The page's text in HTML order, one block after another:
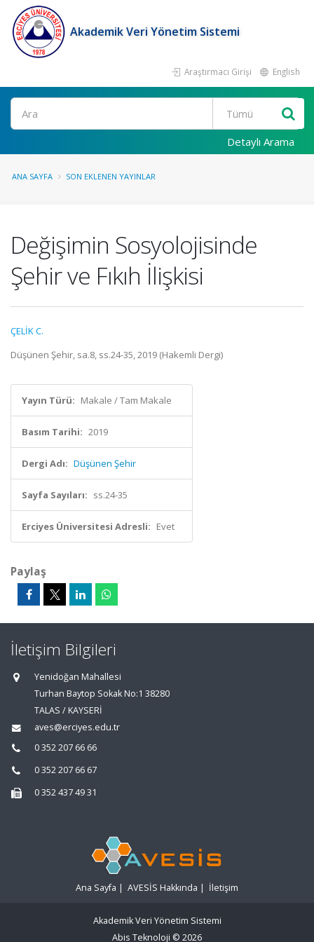
Akademik Veri Yönetim Sistemi
Araştırmacı Girişi English
Ara
Detaylı Arama
ANA SAYFA SON EKLENEN YAYINLAR
Değişimin Sosyolojisinde
Şehir ve Fıkıh İlişkisi
ÇELİK C.
Düşünen Şehir, sa.8, ss.24-35, 2019 (Hakemli Dergi)
Yayın Türü: Makale / Tam Makale
Basım Tarihi: 2019
Dergi Adı: Düşünen Şehir
Sayfa Sayıları: ss.24-35
Erciyes Üniversitesi Adresli: Evet
Paylaş
İletişim Bilgileri
Yenidoğan Mahallesi
Turhan Baytop Sokak No:1 38280
TALAS / KAYSERİ
aves@erciyes.edu.tr
0 352 207 66 66
0 352 207 66 67
0 352 437 49 31
Ana Sayfa | AVESİS Hakkında | İletişim
Akademik Veri Yönetim Sistemi
Abis Teknoloji © 2026